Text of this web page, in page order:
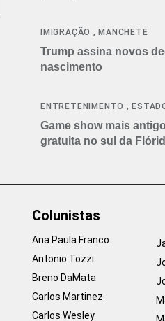
IMIGRAÇÃO ,MANCHETE
Trump assina novos
nascimento
ENTRETENIMENTO ,
Game show mais
gratuita no sul da
Colunistas
Ana Paula Franco
Antonio Tozzi
Breno DaMata
Carlos Martinez
Carlos Wesley